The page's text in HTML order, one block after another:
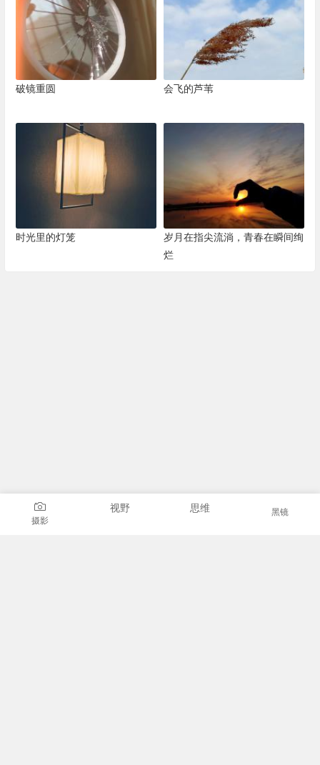
破镜重圆 会飞的芦苇
时光里的灯笼
岁月在指尖流淌，青春在瞬间绚
烂
摄影
视野 思维 黑镜